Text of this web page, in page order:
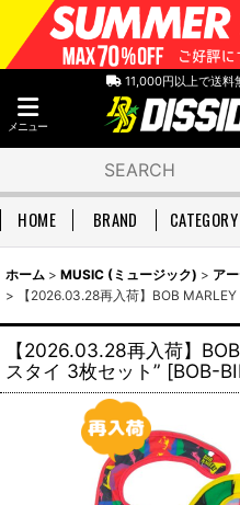
11,000円以上で送料
メニュー
HOME BRAND CATEGORY
ホーム > MUSIC (ミュージック) > ア
>
【2026.03.28再入荷】BOB
【2026.03.28再入荷】
スタイ 3枚セット” [BOB-